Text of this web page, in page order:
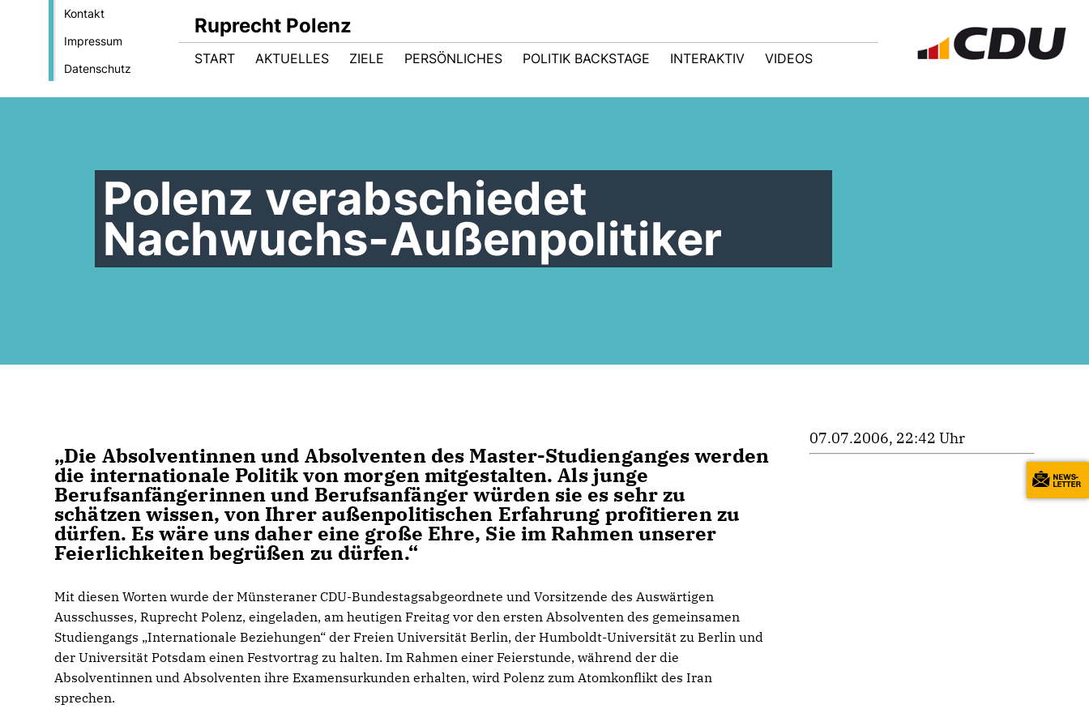
Kontakt
Impressum
Datenschutz
Ruprecht Polenz
START AKTUELLES ZIELE PERSÖNLICHES POLITIK BACKSTAGE INTERAKTIV VIDEOS
Polenz verabschiedet
Nachwuchs-Außenpolitiker
Die Absolventinnen und Absolventen des Master-Studienganges werden
die internationale Politik von morgen mitgestalten. Als junge
Berufsanfängerinnen und Berufsanfänger würden sie es sehr zu
schätzen wissen, von Ihrer außenpolitischen Erfahrung profitieren zu
dürfen. Es wäre uns daher eine große Ehre, Sie im Rahmen unserer
Feierlichkeiten begrüßen zu dürfen.“
Mit diesen Worten wurde der Münsteraner CDU-Bundestagsabgeordnete und Vorsitzende des Auswärtigen
Ausschusses, Ruprecht Polenz, eingeladen, am heutigen Freitag vor den ersten Absolventen des gemeinsamen
Studiengangs „Internationale Beziehungen“ der Freien Universität Berlin, der Humboldt-Universität zu Berlin und
der Universität Potsdam einen Festvortrag zu halten. Im Rahmen einer Feierstunde, während der die
Absolventinnen und Absolventen ihre Examensurkunden erhalten, wird Polenz zum Atomkonflikt des Iran
sprechen.
07.07.2006, 22:42 Uhr